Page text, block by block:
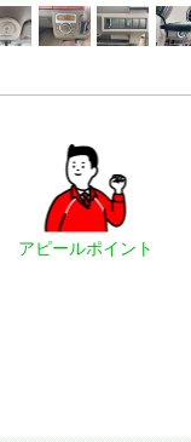
アピールポイント